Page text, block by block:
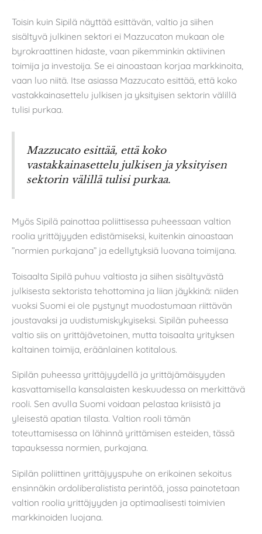
Toisin kuin Sipilä näyttää esittävän, valtio ja siihen
sisältyvä julkinen sektori ei Mazzucaton mukaan ole
byrokraattinen hidaste, vaan pikemminkin aktiivinen
toimija ja investoija. Se ei ainoastaan korjaa markkinoita,
vaan luo niitä. Itse asiassa Mazzucato esittää, että koko
vastakkainasettelu julkisen ja yksityisen sektorin välillä
tulisi purkaa.
Mazzucato esittää, että koko
vastakkainasettelu julkisen ja yksityisen
sektorin välillä tulisi purkaa.
Myös Sipilä painottaa poliittisessa puheessaan valtion
roolia yrittäjyyden edistämiseksi, kuitenkin ainoastaan
”normien purkajana” ja edellytyksiä luovana toimijana.
Toisaalta Sipilä puhuu valtiosta ja siihen sisältyvästä
julkisesta sektorista tehottomina ja liian jäykkinä: niiden
vuoksi Suomi ei ole pystynyt muodostumaan riittävän
joustavaksi ja uudistumiskykyiseksi. Sipilän puheessa
valtio siis on yrittäjävetoinen, mutta toisaalta yrityksen
kaltainen toimija, eräänlainen kotitalous.
Sipilän puheessa yrittäjyydellä ja yrittäjämäisyyden
kasvattamisella kansalaisten keskuudessa on merkittävä
rooli. Sen avulla Suomi voidaan pelastaa kriisistä ja
yleisestä apatian tilasta. Valtion rooli tämän
toteuttamisessa on lähinnä yrittämisen esteiden, tässä
tapauksessa normien, purkajana.
Sipilän poliittinen yrittäjyyspuhe on erikoinen sekoitus
ensinnäkin ordoliberalistista perintöä, jossa painotetaan
valtion roolia yrittäjyyden ja optimaalisesti toimivien
markkinoiden luojana.